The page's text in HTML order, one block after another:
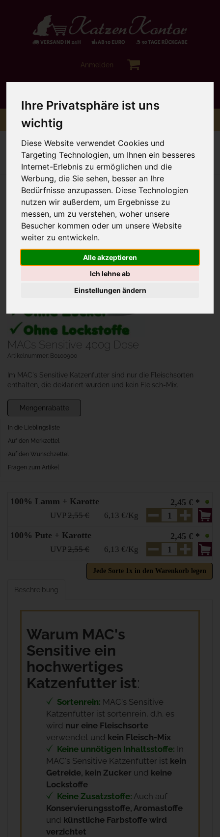
Ihre Privatsphäre ist uns
wichtig
Diese Website verwendet Cookies und
Targeting Technologien, um Ihnen ein besseres
Internet-Erlebnis zu ermöglichen und die
Werbung, die Sie sehen, besser an Ihre
Bedürfnisse anzupassen. Diese Technologien
nutzen wir außerdem, um Ergebnisse zu
messen, um zu verstehen, woher unsere
Besucher kommen oder um unsere Website
weiter zu entwickeln.
Alle akzeptieren
Ich lehne ab
Einstellungen ändern
Anmelden
Toggle
navigation
Menü
Sie sind hier: Hochwertiges Nassfutter MAC's
Zur Übersicht Artikel zurück Artikel 7 von 13
MACs Sensitive 400g Dose
Artikelnummer: B0100900
Im MAC's Sensitive Katzenfutter sind nur die Fleischsorten
enthalten, die deklariert wurden und kein Fleisch-Mix.
Mengenrabatte
In die Lieblingsliste
Auf den Merkzettel
Auf den Wunschzettel
Fragen zum Artikel
100% Lamm + Karotte
UVP2,55 €
2,45 € *
6,13 €/Kg
100% Pute + Karotte
UVP2,55 €
2,45 € *
6,13 €/Kg
Jede Sorte 1x in den Warenkorb legen
Beschreibung
Warum MAC's
Sensitive ein
hochwertiges
Katzenfutter ist:
Sortenrein: MAC's Sensitive
Katzenfutter ist sortenrein, d.h. es
wird nur eine Fleischsorte
verwendet und kein Fleisch-Mix
Keine unnötigen Inhaltsstoffe: In
MAC's Sensitive Katzenfutter ist kein
Getreide, kein Zucker und keine
Lockstoffe
Keine Zusatzstoffe: Auch auf
Konservierungsstoffe, Aromastoffe
und künstliche Farbstoffe wird
verzichtet